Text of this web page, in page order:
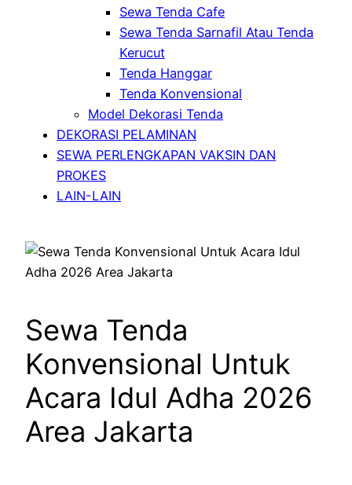
Sewa Tenda Cafe
Sewa Tenda Sarnafil Atau Tenda
Kerucut
Tenda Hanggar
Tenda Konvensional
Model Dekorasi Tenda
DEKORASI PELAMINAN
SEWA PERLENGKAPAN VAKSIN DAN
PROKES
LAIN-LAIN
Sewa Tenda
Konvensional Untuk
Acara Idul Adha 2026
Area Jakarta